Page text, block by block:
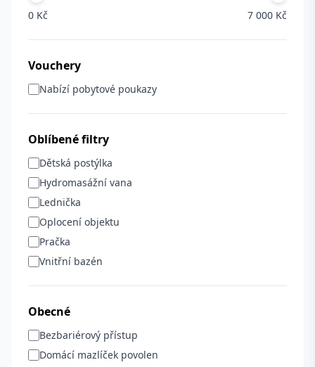
0 Kč 7 000 Kč
Vouchery
Nabízí pobytové poukazy
Oblíbené filtry
Dětská postýlka
Hydromasážní vana
Lednička
Oplocení objektu
Pračka
Vnitřní bazén
Obecné
Bezbariérový přístup
Domácí mazlíček povolen